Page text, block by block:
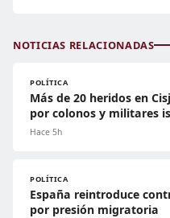
NOTICIAS RELACIONADAS
POLÍTICA
Más de 20 heridos en
por colonos y militares
Hace 5h
POLÍTICA
España reintroduce
por presión migratoria